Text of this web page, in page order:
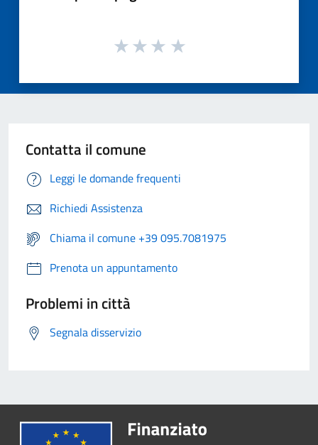
Contatta il comune
Leggi le domande frequenti
Richiedi Assistenza
Chiama il comune +39 095.7081975
Prenota un appuntamento
Problemi in città
Segnala disservizio